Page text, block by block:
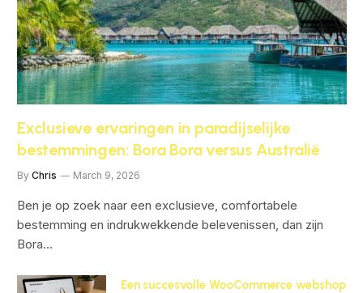
Exclusieve ervaringen in paradijselijke
bestemmingen: Bora Bora versus Australië
By Chris March 9, 2026
Ben je op zoek naar een exclusieve, comfortabele
bestemming en indrukwekkende belevenissen, dan zijn
Bora…
Een succesvolle WooCommerce webshop